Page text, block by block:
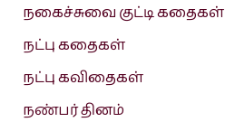
நகைச்சுவை குட்டி கதைகள்
நட்பு கதைகள்
நட்பு கவிதைகள்
நண்பர் தினம்